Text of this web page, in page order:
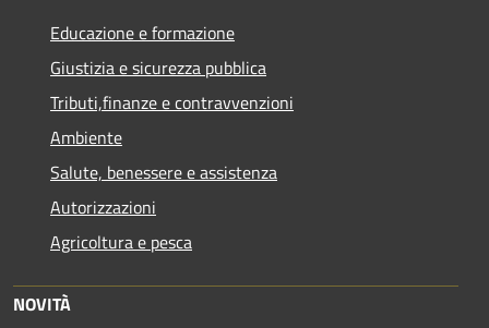
Educazione e formazione
Giustizia e sicurezza pubblica
Tributi,finanze e contravvenzioni
Ambiente
Salute, benessere e assistenza
Autorizzazioni
Agricoltura e pesca
NOVITÀ